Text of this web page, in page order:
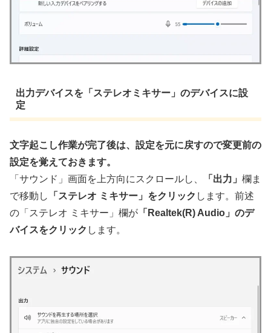
出力デバイスを「ステレオミキサー」のデバイスに設
定
文字起こし作業が完了後は、設定を元に戻すので変更前の
設定を覚えておきます。
「サウンド」画面を上方向にスクロールし、
「出力」 欄ま
で移動し
「ステレオ ミキサー」をクリック します。前述
の「ステレオ ミキサー」欄が 「Realtek(R) Audio」のデ
バイスをクリック します。